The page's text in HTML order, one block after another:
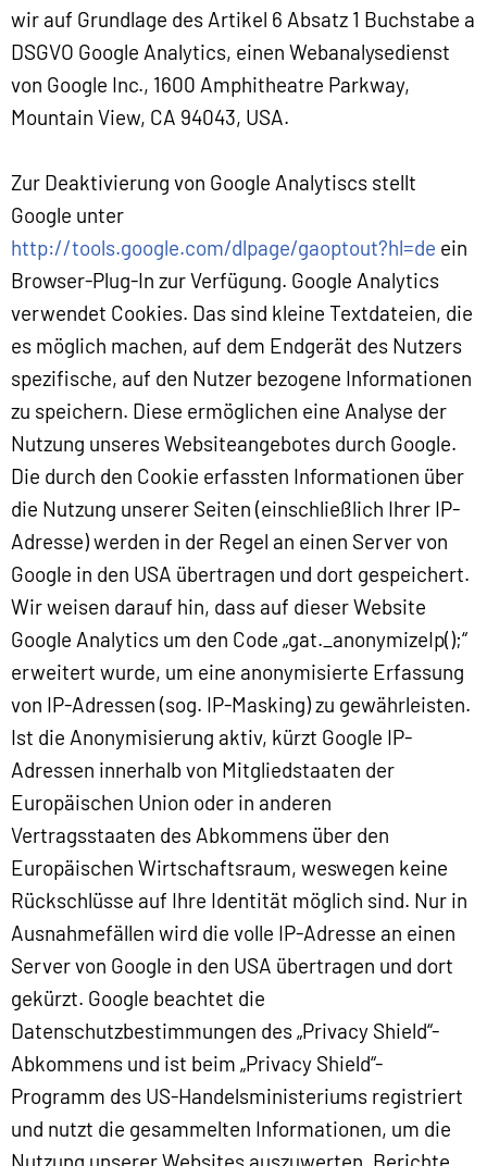
wir auf Grundlage des Artikel 6 Absatz 1 Buchstabe a
DSGVO Google Analytics, einen Webanalysedienst
von Google Inc., 1600 Amphitheatre Parkway,
Mountain View, CA 94043, USA.
Zur Deaktivierung von Google Analytiscs stellt
Google unter
http://tools.google.com/dlpage/gaoptout?hl=de ein
Browser-Plug-In zur Verfügung. Google Analytics
verwendet Cookies. Das sind kleine Textdateien, die
es möglich machen, auf dem Endgerät des Nutzers
spezifische, auf den Nutzer bezogene Informationen
zu speichern. Diese ermöglichen eine Analyse der
Nutzung unseres Websiteangebotes durch Google.
Die durch den Cookie erfassten Informationen über
die Nutzung unserer Seiten (einschließlich Ihrer IP-
Adresse) werden in der Regel an einen Server von
Google in den USA übertragen und dort gespeichert.
Wir weisen darauf hin, dass auf dieser Website
Google Analytics um den Code „gat._anonymizeIp();“
erweitert wurde, um eine anonymisierte Erfassung
von IP-Adressen (sog. IP-Masking) zu gewährleisten.
Ist die Anonymisierung aktiv, kürzt Google IP-
Adressen innerhalb von Mitgliedstaaten der
Europäischen Union oder in anderen
Vertragsstaaten des Abkommens über den
Europäischen Wirtschaftsraum, weswegen keine
Rückschlüsse auf Ihre Identität möglich sind. Nur in
Ausnahmefällen wird die volle IP-Adresse an einen
Server von Google in den USA übertragen und dort
gekürzt. Google beachtet die
Datenschutzbestimmungen des „Privacy Shield“-
Abkommens und ist beim „Privacy Shield“-
Programm des US-Handelsministeriums registriert
und nutzt die gesammelten Informationen, um die
Nutzung unserer Websites auszuwerten, Berichte